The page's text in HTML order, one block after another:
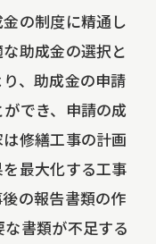
の制度に精通し
助成金の選択と
、助成金の申請
でき、申請の成
修繕工事の計画
最大化する工事
の報告書類の作
書類が不足する